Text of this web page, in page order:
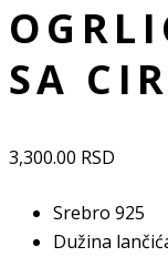
SA
3,300.00 RSD
Srebro 925
Dužina